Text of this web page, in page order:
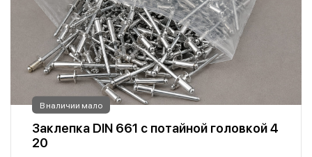
В наличии мало
Заклепка DIN 661 с потайной головкой 4
20